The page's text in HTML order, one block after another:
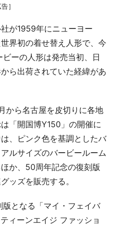
告］
が1959年にニューヨー
界初の着せ替え人形で、今
ーの人形は発売当初、日
ら出荷されていた経緯があ
から名古屋を皮切りに各地
「開国博Y150」の開催に
、ピンク色を基調としたバ
ルサイズのバービールーム
か、50周年記念の復刻版
ッズを販売する。
となる「マイ・フェイバ
ィーンエイジ ファッショ